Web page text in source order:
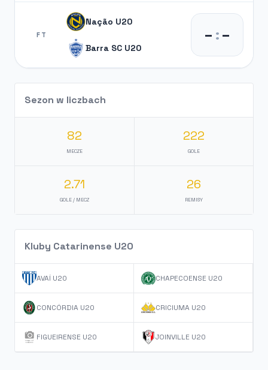
FT
Nação U20
Barra SC U20
– :–
Sezon w liczbach
82
MECZE
222
GOLE
2.71
GOLE / MECZ
26
REMISY
Kluby Catarinense U20
AVAÍ U20 CHAPECOENSE U20
CONCÓRDIA U20 CRICIUMA U20
FIGUEIRENSE U20 JOINVILLE U20